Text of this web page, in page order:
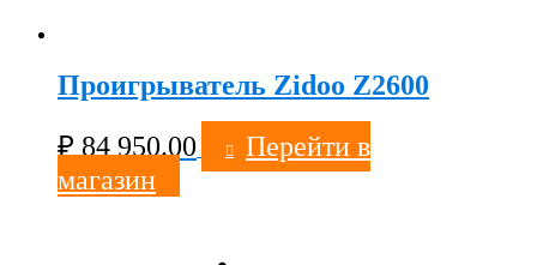
Проигрыватель Zidoo Z2600
₽84 950.00
Перейти в
магазин